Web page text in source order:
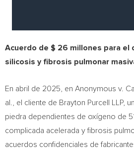
Acuerdo de $ 26 millones para el
silicosis y fibrosis pulmonar
En abril de 2025, en Anonymous v.
al., el cliente de Brayton Purcell LLP,
piedra dependientes de oxígeno de
complicada acelerada y fibrosis
acuerdos confidenciales de